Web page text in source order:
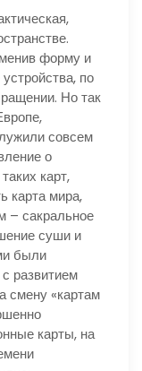
форму и
по
Но так
совсем
о
карт,
карта мира,
– сакральное
суши и
были
развитием
смену «картам
карты, на